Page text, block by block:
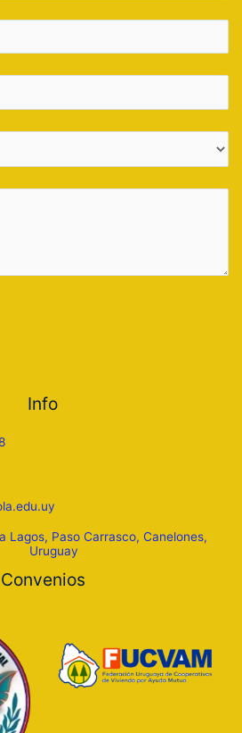
Info
Lagos, Paso Carrasco, Canelones,
Uruguay
Convenios